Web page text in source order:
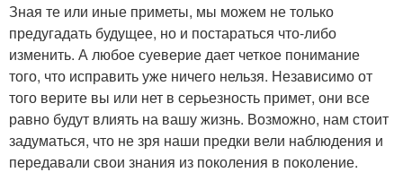
Зная те или иные приметы, мы можем не только
предугадать будущее, но и постараться что-либо
изменить. А любое суеверие дает четкое понимание
того, что исправить уже ничего нельзя. Независимо от
того верите вы или нет в серьезность примет, они все
равно будут влиять на вашу жизнь. Возможно, нам стоит
задуматься, что не зря наши предки вели наблюдения и
передавали свои знания из поколения в поколение.